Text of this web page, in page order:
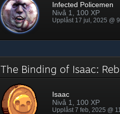
Infected Policemen
Nivå 1, 100 XP
Upplåst 17 jul, 2025 @
The Binding of Isaac:
Isaac
Nivå 1, 100 XP
Upplåst 7 feb, 2025 @